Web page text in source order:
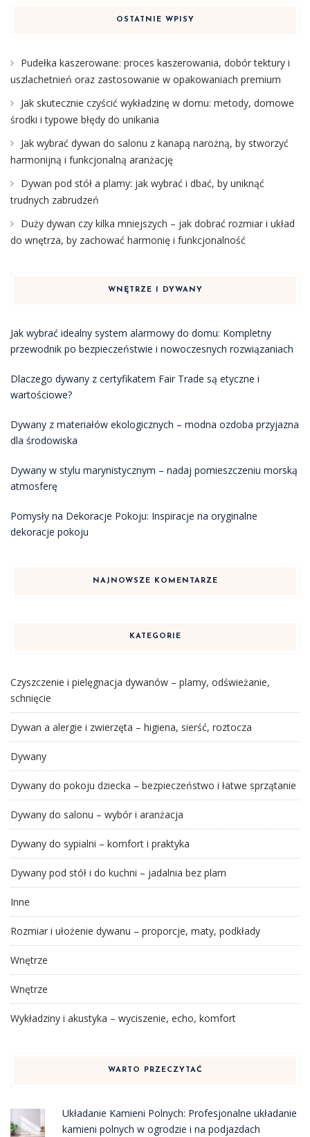
OSTATNIE WPISY
Pudełka kaszerowane: proces kaszerowania, dobór tektury i
uszlachetnień oraz zastosowanie w opakowaniach premium
Jak skutecznie czyścić wykładzinę w domu: metody, domowe
środki i typowe błędy do unikania
Jak wybrać dywan do salonu z kanapą narożną, by stworzyć
harmonijną i funkcjonalną aranżację
Dywan pod stół a plamy: jak wybrać i dbać, by uniknąć
trudnych zabrudzeń
Duży dywan czy kilka mniejszych – jak dobrać rozmiar i układ
do wnętrza, by zachować harmonię i funkcjonalność
WNĘTRZE I DYWANY
Jak wybrać idealny system alarmowy do domu: Kompletny
przewodnik po bezpieczeństwie i nowoczesnych rozwiązaniach
Dlaczego dywany z certyfikatem Fair Trade są etyczne i
wartościowe?
Dywany z materiałów ekologicznych – modna ozdoba przyjazna
dla środowiska
Dywany w stylu marynistycznym – nadaj pomieszczeniu morską
atmosferę
Pomysły na Dekoracje Pokoju: Inspiracje na oryginalne
dekoracje pokoju
NAJNOWSZE KOMENTARZE
KATEGORIE
Czyszczenie i pielęgnacja dywanów – plamy, odświeżanie,
schnięcie
Dywan a alergie i zwierzęta – higiena, sierść, roztocza
Dywany
Dywany do pokoju dziecka – bezpieczeństwo i łatwe sprzątanie
Dywany do salonu – wybór i aranżacja
Dywany do sypialni – komfort i praktyka
Dywany pod stół i do kuchni – jadalnia bez plam
Inne
Rozmiar i ułożenie dywanu – proporcje, maty, podkłady
Wnętrze
Wnętrze
Wykładziny i akustyka – wyciszenie, echo, komfort
WARTO PRZECZYTAĆ
Układanie Kamieni Polnych: Profesjonalne układanie
kamieni polnych w ogrodzie i na podjazdach